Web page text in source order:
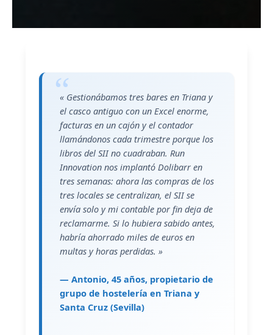
« Gestionábamos tres bares en Triana y
el casco antiguo con un Excel enorme,
facturas en un cajón y el contador
llamándonos cada trimestre porque los
libros del SII no cuadraban. Run
Innovation nos implantó Dolibarr en
tres semanas: ahora las compras de los
tres locales se centralizan, el SII se
envía solo y mi contable por fin deja de
reclamarme. Si lo hubiera sabido antes,
habría ahorrado miles de euros en
multas y horas perdidas. »
— Antonio, 45 años, propietario de
grupo de hostelería en Triana y
Santa Cruz (Sevilla)